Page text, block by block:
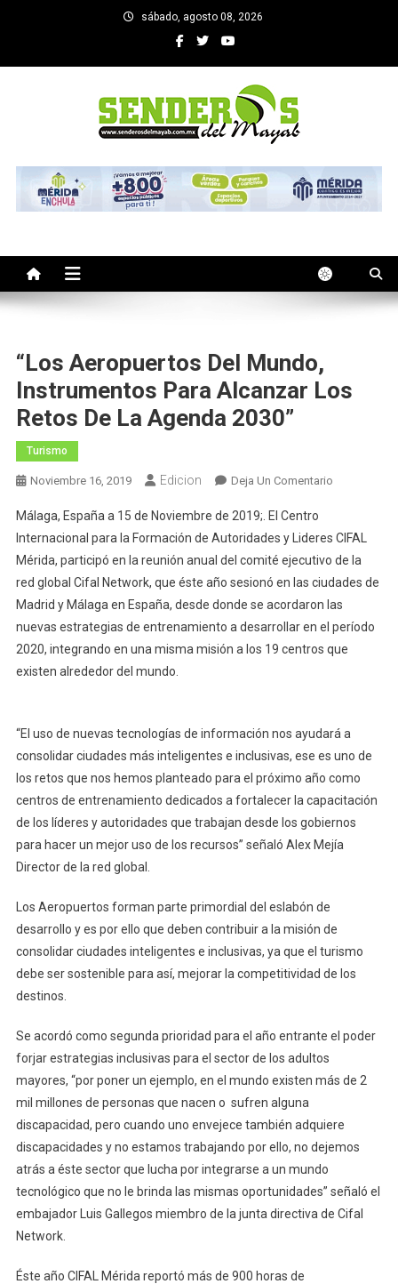
sábado, agosto 08, 2026
SENDEROS DEL MAYAB
“Los Aeropuertos Del Mundo,
Instrumentos Para Alcanzar Los
Retos De La Agenda 2030”
Turismo
Noviembre 16, 2019 Edicion Deja Un ComentarioEn
Del
Mundo,
Para
Alcanzar
Málaga, España a 15 de Noviembre de 2019;. El Centro
Internacional para la Formación de Autoridades y Lideres CIFAL
Mérida, participó en la reunión anual del comité ejecutivo de la
red global Cifal Network, que éste año sesionó en las ciudades de
Madrid y Málaga en España, desde donde se acordaron las
nuevas estrategias de entrenamiento a desarrollar en el período
2020, integrando en una misma misión a los 19 centros que
existen alrededor del mundo.
“El uso de nuevas tecnologías de información nos ayudará a
consolidar ciudades más inteligentes e inclusivas, ese es uno de
los retos que nos hemos planteado para el próximo año como
centros de entrenamiento dedicados a fortalecer la capacitación
de los líderes y autoridades que trabajan desde los gobiernos
para hacer un mejor uso de los recursos” señaló Alex Mejía
Director de la red global.
Los Aeropuertos forman parte primordial del eslabón de
desarrollo y es por ello que deben contribuir a la misión de
consolidar ciudades inteligentes e inclusivas, ya que el turismo
debe ser sostenible para así, mejorar la competitividad de los
destinos.
Se acordó como segunda prioridad para el año entrante el poder
forjar estrategias inclusivas para el sector de los adultos
mayores, “por poner un ejemplo, en el mundo existen más de 2
mil millones de personas que nacen o sufren alguna
discapacidad, pero cuando uno envejece también adquiere
discapacidades y no estamos trabajando por ello, no dejemos
atrás a éste sector que lucha por integrarse a un mundo
tecnológico que no le brinda las mismas oportunidades” señaló el
embajador Luis Gallegos miembro de la junta directiva de Cifal
Network.
Éste año CIFAL Mérida reportó más de 900 horas de